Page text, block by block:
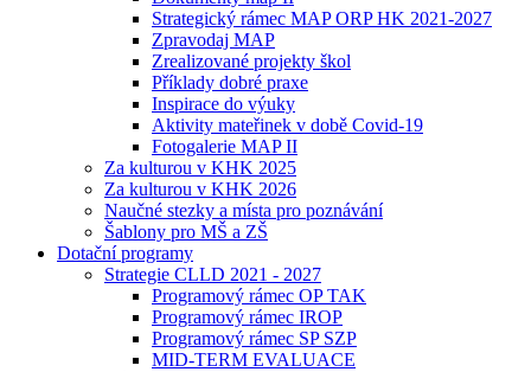
Strategický rámec MAP ORP HK 2021-2027
Zpravodaj MAP
Zrealizované projekty škol
Příklady dobré praxe
Inspirace do výuky
Aktivity mateřinek v době Covid-19
Fotogalerie MAP II
Za kulturou v KHK 2025
Za kulturou v KHK 2026
Naučné stezky a místa pro poznávání
Šablony pro MŠ a ZŠ
Dotační programy
Strategie CLLD 2021 - 2027
Programový rámec OP TAK
Programový rámec IROP
Programový rámec SP SZP
MID-TERM EVALUACE